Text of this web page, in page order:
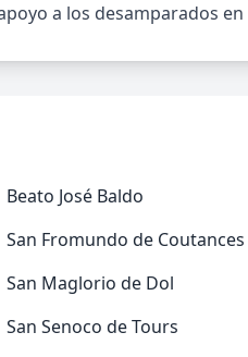
a los desamparados
Beato José Baldo
San Fromundo de Coutances
San Maglorio de Dol
San Senoco de Tours